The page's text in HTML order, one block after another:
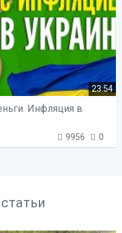
23:54
Инфляция в
9956 0